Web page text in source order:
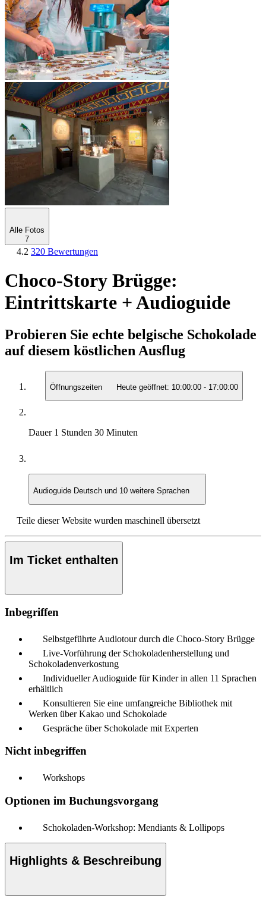
Alle Fotos
7
4.2 320 Bewertungen
Choco-Story Brügge:
Eintrittskarte + Audioguide
Probieren Sie echte belgische Schokolade
auf diesem köstlichen Ausflug
Öffnungszeiten Heute geöffnet: 10:00:00 - 17:00:00
Dauer 1 Stunden 30 Minuten
Audioguide Deutsch und 10 weitere Sprachen
Teile dieser Website wurden maschinell übersetzt
Im Ticket enthalten
Inbegriffen
Selbstgeführte Audiotour durch die Choco-Story Brügge
Live-Vorführung der Schokoladenherstellung und
Schokoladenverkostung
Individueller Audioguide für Kinder in allen 11 Sprachen
erhältlich
Konsultieren Sie eine umfangreiche Bibliothek mit
Werken über Kakao und Schokolade
Gespräche über Schokolade mit Experten
Nicht inbegriffen
Workshops
Optionen im Buchungsvorgang
Schokoladen-Workshop: Mendiants & Lollipops
Highlights & Beschreibung